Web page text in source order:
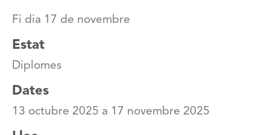
Fi dia 17 de novembre
Estat
Diplomes
Dates
13 octubre 2025 a 17 novembre 2025